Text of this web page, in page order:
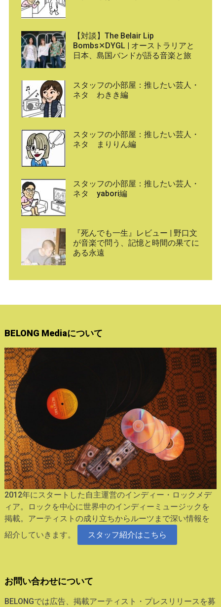
【対談】The Belair Lip
Bombs✕DYGL | オーストラリアと
日本、島国バンドが語る音楽と旅
スタッフの小部屋：推したい芸人・
ネタ わきき編
スタッフの小部屋：推したい芸人・
ネタ まりりん編
スタッフの小部屋：推したい芸人・
ネタ yabori編
『死んでも一生』レビュー | 野口文
が音楽で問う、記憶と時間の果てに
ある永遠
BELONG Mediaについて
2012年にスタートした自主運営のインディー・ロックメデ
ィア。ロックを中心に世界中のインディーミュージックを
掲載。アーティストの成り立ちからルーツまで深い情報を
紹介していきます。
スタッフ紹介はこちら
お問い合わせについて
BELONGでは広告、掲載アーティスト・プレスリリースを募